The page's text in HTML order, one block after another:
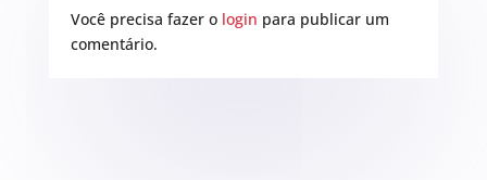
Você precisa fazer o login para publicar um
comentário.